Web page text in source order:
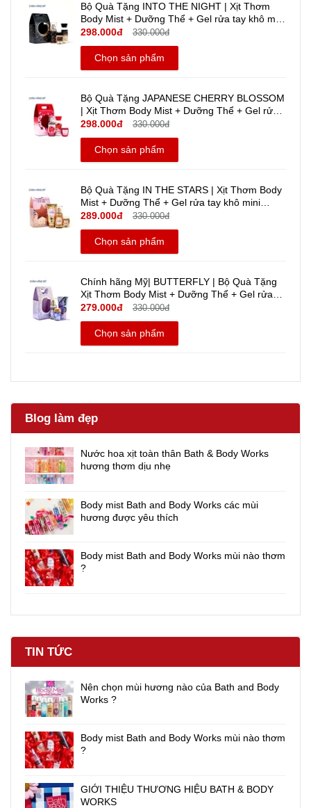
Bộ Quà Tặng INTO THE NIGHT | Xịt Thơm
Body Mist + Dưỡng Thể + Gel rửa tay khô mini
Travel size - Bath And Body Works | Chính
hãng Mỹ
298.000đ 330.000đ
Chọn sản phẩm
Bộ Quà Tặng JAPANESE CHERRY BLOSSOM
| Xịt Thơm Body Mist + Dưỡng Thể + Gel rửa
tay khô mini travel size - Bath And Body Works
| Chính hãng Mỹ
298.000đ 330.000đ
Chọn sản phẩm
Bộ Quà Tặng IN THE STARS | Xịt Thơm Body
Mist + Dưỡng Thể + Gel rửa tay khô mini
Travel size | Bath And Body Works | Chính
hãng Mỹ
289.000đ 330.000đ
Chọn sản phẩm
Chính hãng Mỹ| BUTTERFLY | Bộ Quà Tặng
Xịt Thơm Body Mist + Dưỡng Thể + Gel rửa
tay khô mini - Bath And Body Works | Travel
Size
279.000đ 330.000đ
Chọn sản phẩm
Blog làm đẹp
Nước hoa xịt toàn thân Bath & Body Works
hương thơm dịu nhẹ
Body mist Bath and Body Works các mùi
hương được yêu thích
Body mist Bath and Body Works mùi nào thơm
?
TIN TỨC
Nên chọn mùi hương nào của Bath and Body
Works ?
Body mist Bath and Body Works mùi nào thơm
?
GIỚI THIỆU THƯƠNG HIỆU BATH & BODY
WORKS